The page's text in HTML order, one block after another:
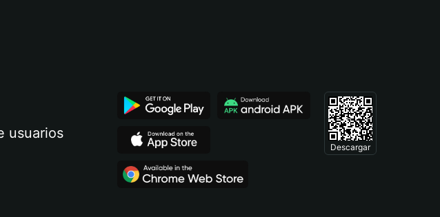
usuarios
Descargar